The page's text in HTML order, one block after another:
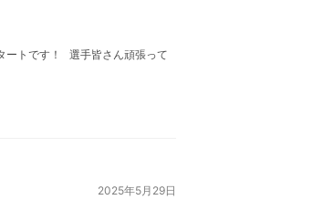
トです！ 選手皆さん頑張って
2025年5月29日